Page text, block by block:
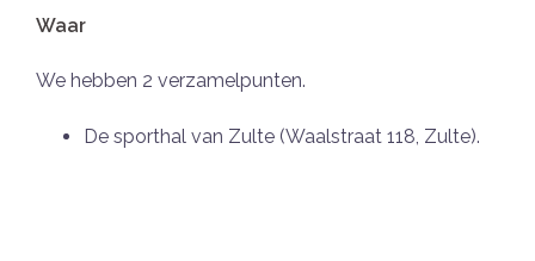
Waar
We hebben 2 verzamelpunten.
De sporthal van Zulte (Waalstraat 118, Zulte).